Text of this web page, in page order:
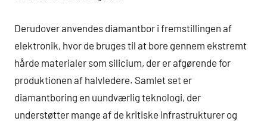
Derudover anvendes diamantbor i fremstillingen af
elektronik, hvor de bruges til at bore gennem ekstremt
hårde materialer som silicium, der er afgørende for
produktionen af halvledere. Samlet set er
diamantboring en uundværlig teknologi, der
understøtter mange af de kritiske infrastrukturer og